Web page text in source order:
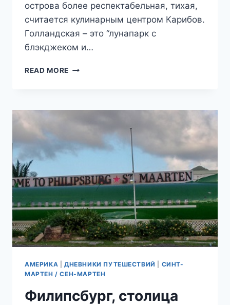
острова более респектабельная, тихая,
считается кулинарным центром Карибов.
Голландская – это “лунапарк с
блэкджеком и…
READ MORE
МАРТЕНА
ОСТРОВА
СВЯТОГО
АМЕРИКА ДНЕВНИКИ ПУТЕШЕСТВИЙ
СИНТ-
МАРТЕН / СЕН-МАРТЕН
Филипсбург, столица